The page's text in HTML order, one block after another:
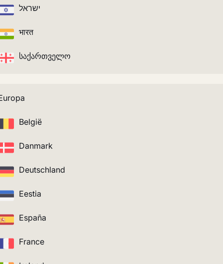
ישראל
भारत
საქართველო
België
Danmark
Deutschland
Eestia
España
France